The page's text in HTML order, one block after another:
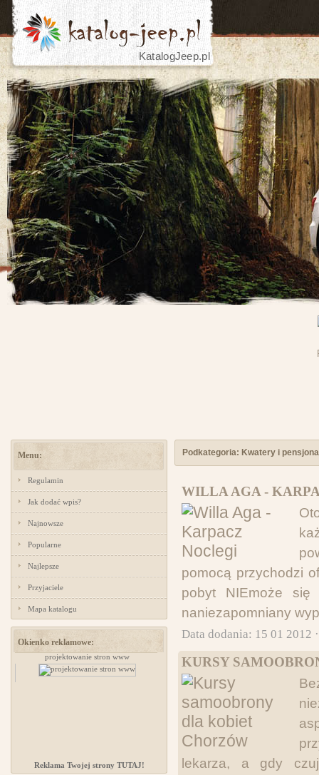
KatalogJeep.pl
Menu:
Regulamin
Jak dodać wpis?
Najnowsze
Popularne
Najlepsze
Przyjaciele
Mapa katalogu
Okienko reklamowe:
projektowanie stron www projektowanie stron www
Reklama Twojej strony TUTAJ!
Podkategoria: Kwatery i
WILLA AGA -
pomocą przychodzi
pobyt NIEmoże
naniezapomniany
Data dodania: 15 01 2012
KURSY
lekarza, a gdy